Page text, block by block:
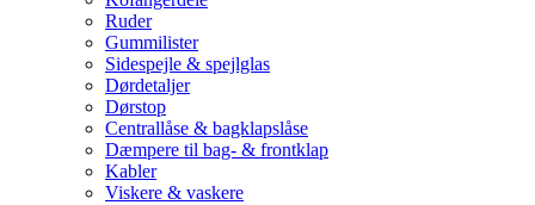
Ruder
Gummilister
Sidespejle & spejlglas
Dørdetaljer
Dørstop
Centrallåse & bagklapslåse
Dæmpere til bag- & frontklap
Kabler
Viskere & vaskere